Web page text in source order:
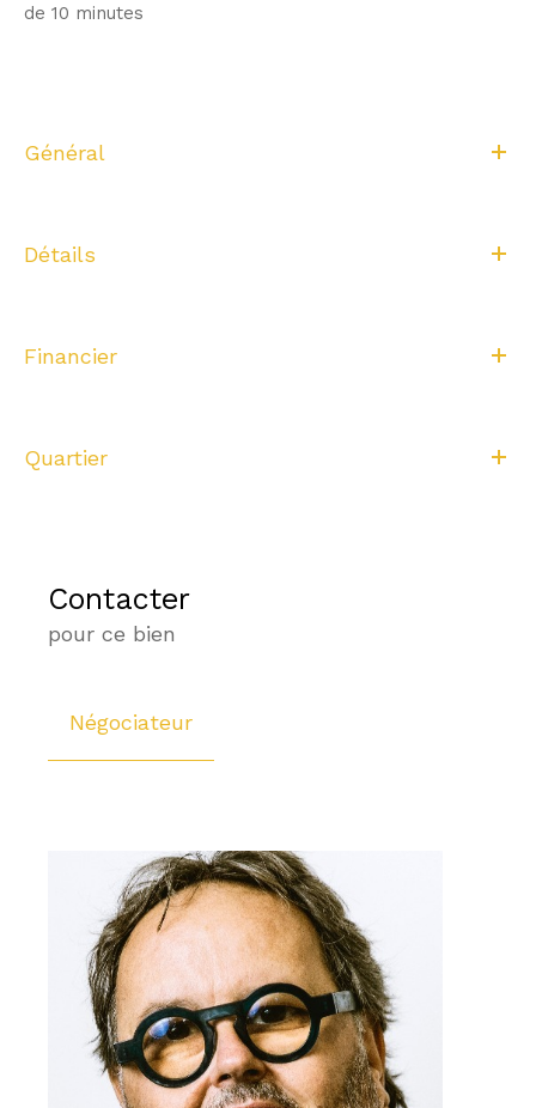
de 10 minutes
Général
Détails
Financier
Quartier
Contacter
pour ce bien
Négociateur